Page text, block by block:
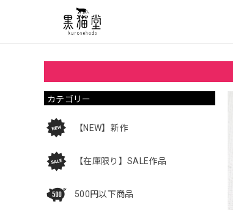
カテゴリー
【NEW】新作
【在庫限り】SALE作品
500円以下商品